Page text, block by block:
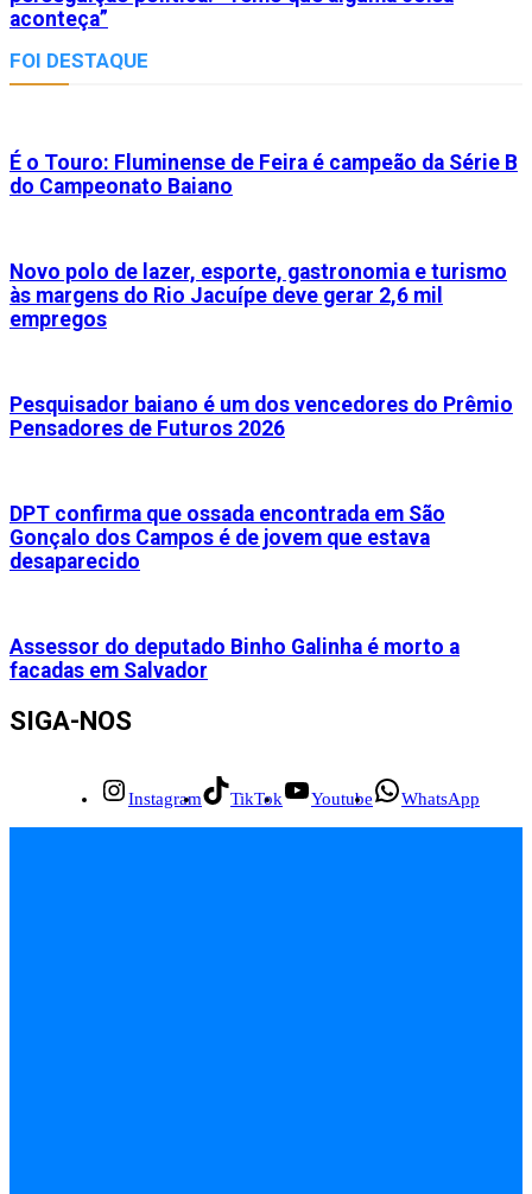
aconteça”
FOI DESTAQUE
É o Touro: Fluminense de Feira é campeão da Série B
do Campeonato Baiano
Novo polo de lazer, esporte, gastronomia e turismo
às margens do Rio Jacuípe deve gerar 2,6 mil
empregos
Pesquisador baiano é um dos vencedores do Prêmio
Pensadores de Futuros 2026
DPT confirma que ossada encontrada em São
Gonçalo dos Campos é de jovem que estava
desaparecido
Assessor do deputado Binho Galinha é morto a
facadas em Salvador
SIGA-NOS
Instagram TikTok Youtube WhatsApp